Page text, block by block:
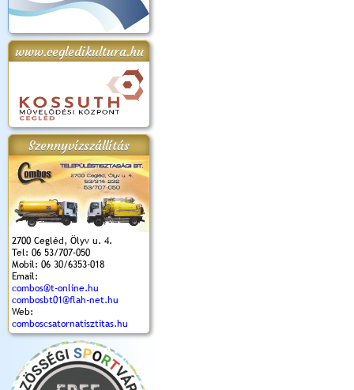
www.cegledikultura.hu
Szennyvízszállítás
2700 Cegléd, Ölyv u. 4.
Tel: 06 53/707-050
Mobil: 06 30/6353-018
Email:
combos@t-online.hu
combosbt01@flah-net.hu
Web:
comboscsatornatisztitas.hu
2018.
Kossuth Toborzó
Ünnepély
Szent István Ünnepe
(2017. 08. 20.)